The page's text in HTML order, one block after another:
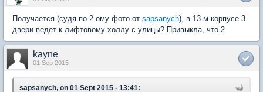
Получается (судя по 2-ому фото от sapsanych), в 13-м корпусе 3
двери ведет к лифтовому холлу с улицы? Привыкла, что 2
kayne
01 Sep 2015
sapsanych, on 01 Sept 2015 - 13:41: